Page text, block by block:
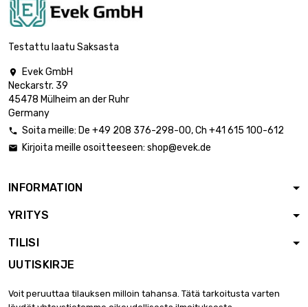
Testattu laatu Saksasta

Evek GmbH
Neckarstr. 39
45478 Mülheim an der Ruhr
Germany
 Soita meille: De +49 208 376-298-00, Ch +41 615 100-612
 Kirjoita meille osoitteeseen: shop@evek.de
INFORMATION
YRITYS
TILISI
UUTISKIRJE
Voit peruuttaa tilauksen milloin tahansa. Tätä tarkoitusta varten